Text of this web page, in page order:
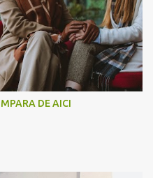
DE AICI